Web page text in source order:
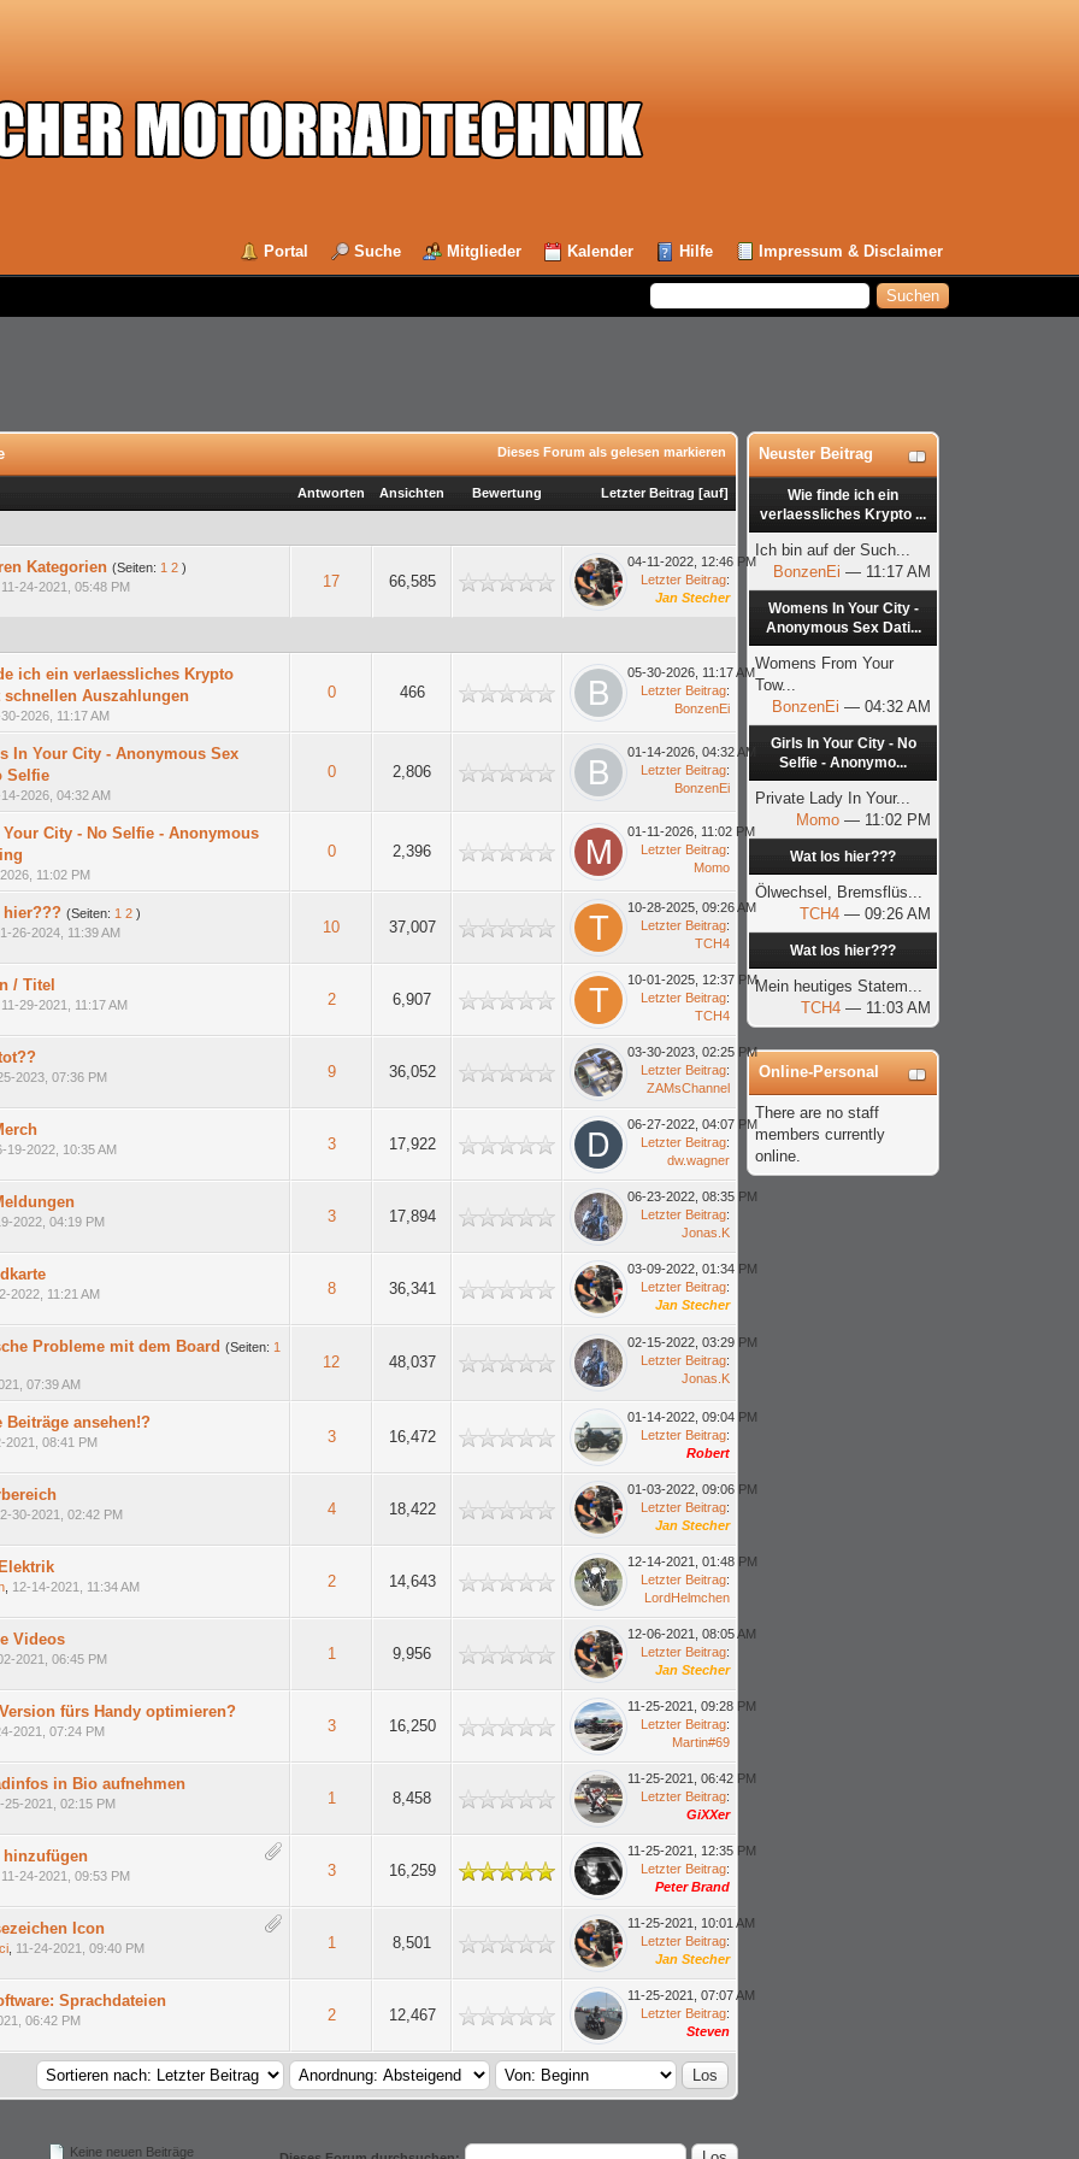
Portal Suche Mitglieder Kalender Hilfe Impressum & Disclaimer
Dieses Forum als gelesen markieren
Antworten Ansichten Bewertung Letzter Beitrag [auf]
Kategorien (Seiten: 1 2 )
11-24-2021, 05:48 PM 17 66,585
04-11-2022, 12:46 PM
Letzter Beitrag:
Jan Stecher
ich ein verlaessliches Krypto
schnellen Auszahlungen
2026, 11:17 AM
0 466
05-30-2026, 11:17 AM
Letzter Beitrag:
BonzenEi
In Your City - Anonymous Sex
Selfie
2026, 04:32 AM
0 2,806
01-14-2026, 04:32 AM
Letzter Beitrag:
BonzenEi
City - No Selfie - Anonymous
11:02 PM
0 2,396
01-11-2026, 11:02 PM
Letzter Beitrag:
Momo
hier??? (Seiten: 1 2 )
26-2024, 11:39 AM 10 37,007
10-28-2025, 09:26 AM
Letzter Beitrag:
TCH4
/ Titel
11-29-2021, 11:17 AM 2 6,907
10-01-2025, 12:37 PM
Letzter Beitrag:
TCH4
2023, 07:36 PM 9 36,052
03-30-2023, 02:25 PM
Letzter Beitrag:
ZAMsChannel
19-2022, 10:35 AM 3 17,922
06-27-2022, 04:07 PM
Letzter Beitrag:
dw.wagner
2022, 04:19 PM 3 17,894
06-23-2022, 08:35 PM
Letzter Beitrag:
Jonas.K
2022, 11:21 AM 8 36,341
03-09-2022, 01:34 PM
Letzter Beitrag:
Jan Stecher
Probleme mit dem Board (Seiten: 1
07:39 AM
12 48,037
02-15-2022, 03:29 PM
Letzter Beitrag:
Jonas.K
Beiträge ansehen!?
2021, 08:41 PM 3 16,472
01-14-2022, 09:04 PM
Letzter Beitrag:
Robert
30-2021, 02:42 PM 4 18,422
01-03-2022, 09:06 PM
Letzter Beitrag:
Jan Stecher
12-14-2021, 11:34 AM 2 14,643
12-14-2021, 01:48 PM
Letzter Beitrag:
LordHelmchen
Videos
2021, 06:45 PM 1 9,956
12-06-2021, 08:05 AM
Letzter Beitrag:
Jan Stecher
fürs Handy optimieren?
2021, 07:24 PM 3 16,250
11-25-2021, 09:28 PM
Letzter Beitrag:
Martin#69
in Bio aufnehmen
25-2021, 02:15 PM 1 8,458
11-25-2021, 06:42 PM
Letzter Beitrag:
GiXXer
hinzufügen
11-24-2021, 09:53 PM 3 16,259
11-25-2021, 12:35 PM
Letzter Beitrag:
Peter Brand
Icon
11-24-2021, 09:40 PM 1 8,501
11-25-2021, 10:01 AM
Letzter Beitrag:
Jan Stecher
Sprachdateien
06:42 PM 2 12,467
11-25-2021, 07:07 AM
Letzter Beitrag:
Steven
Keine neuen Beiträge
Neuster Beitrag
Wie finde ich ein
verlaessliches Krypto ...
Ich bin auf der Such...
BonzenEi — 11:17 AM
Womens In Your City -
Anonymous Sex Dati...
Womens From Your
Tow...
BonzenEi — 04:32 AM
Girls In Your City - No
Selfie - Anonymo...
Private Lady In Your...
Momo — 11:02 PM
Wat los hier???
Ölwechsel, Bremsflüs...
TCH4 — 09:26 AM
Wat los hier???
Mein heutiges Statem...
TCH4 — 11:03 AM
Online-Personal
There are no staff
members currently
online.